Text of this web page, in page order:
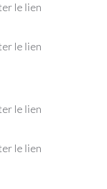
le lien
le lien
le lien
le lien